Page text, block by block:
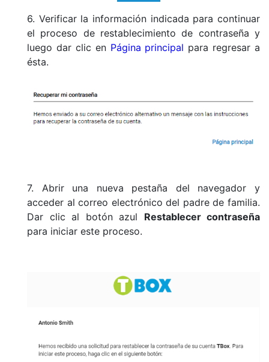
6. Verificar la información indicada para continuar
el proceso de restablecimiento de contraseña y
luego dar clic en Página principal para regresar a
ésta.
7. Abrir una nueva pestaña del navegador y
acceder al correo electrónico del padre de familia.
Dar clic al botón azul Restablecer contraseña
para iniciar este proceso.